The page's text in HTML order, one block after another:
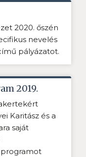
2020. őszén
nevelés
pályázatot.
2019.
Karitász és a
saját
programot